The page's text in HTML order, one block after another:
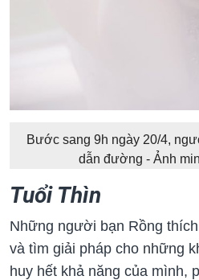
Bước sang 9h ngày 20/4,
dẫn đường - Ảnh
Tuổi Thìn
Những người bạn Rồng
và tìm giải pháp cho những
huy hết khả năng của mình,